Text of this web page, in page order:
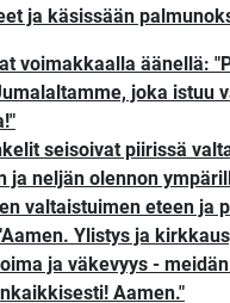
ja käsissään
voimakkaalla äänellä:
joka istuu
seisoivat piirissä
ja neljän olennon
valtaistuimen eteen ja
Ylistys ja
ja väkevyys -
Aamen."